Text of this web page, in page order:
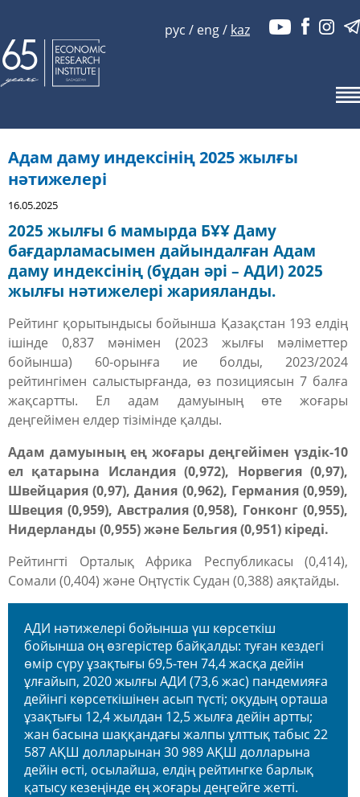
рус / eng/ kaz
Адам даму индексінің 2025 жылғы
нәтижелері
16.05.2025
2025 жылғы 6 мамырда БҰҰ Даму
бағдарламасымен дайындалған Адам
даму индексінің (бұдан әрі – АДИ) 2025
жылғы нәтижелері жарияланды.
Рейтинг қорытындысы бойынша Қазақстан 193 елдің
ішінде0,837 мәнімен (2023 жылғы мәліметтер
бойынша)
60-орынға ие болды, 2023/2024
рейтингімен салыстырғанда, өз позициясын 7 балға
жақсартты. Еладам дамуының өте жоғары
деңгейімен елдер тізімінде қалды.
Адам дамуының ең жоғары деңгейімен үздік-10
ел қатарына Исландия(0,972), Норвегия(0,97),
Швейцария(0,97), Дания (0,962), Германия(0,959),
Швеция (0,959), Австралия(0,958), Гонконг(0,955),
Нидерланды (0,955)және Бельгия(0,951) кіреді.
Рейтингті Орталық Африка Республикасы (0,414),
Сомали (0,404) және Оңтүстік Судан (0,388) аяқтайды.
АДИ нәтижелері бойынша үш көрсеткіш
бойынша оң өзгерістер байқалды: туған кездегі
өмір сүру ұзақтығы 69,5-тен 74,4 жасқа дейін
ұлғайып, 2020 жылғы АДИ (73,6 жас) пандемияға
дейінгі көрсеткішінен асып түсті; оқудың орташа
ұзақтығы 12,4 жылдан 12,5 жылға дейін артты;
жан басына шаққандағы жалпы ұлттық табыс 22
587 АҚШ долларынан 30 989 АҚШ долларына
дейін өсті, осылайша, елдің рейтингке барлық
қатысу кезеңінде ең жоғары деңгейге жетті.